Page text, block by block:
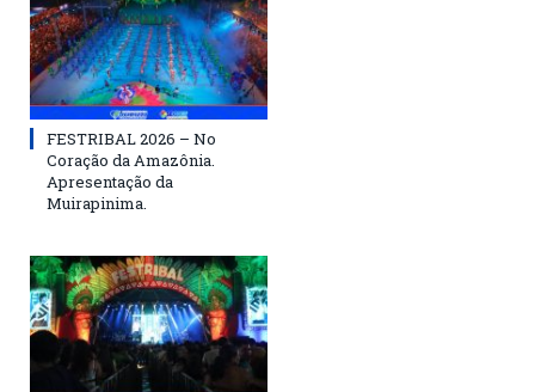
FESTRIBAL 2026 – No
Coração da Amazônia.
Apresentação da
Muirapinima.